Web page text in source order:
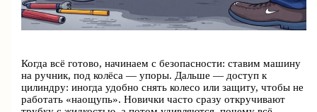
Когда всё готово, начинаем с безопасности: ставим машину
на ручник, под колёса — упоры. Дальше — доступ к
цилиндру: иногда удобно снять колесо или защиту, чтобы не
работать «наощупь». Новички часто сразу откручивают